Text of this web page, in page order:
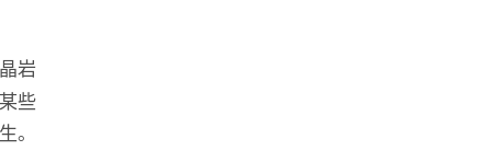
岩
些
。